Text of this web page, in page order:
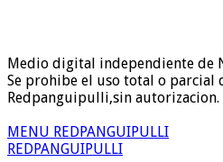
Medio digital independiente de
Se prohibe el uso total o parcial
Redpanguipulli,sin autorizacion.
MENU REDPANGUIPULLI
REDPANGUIPULLI